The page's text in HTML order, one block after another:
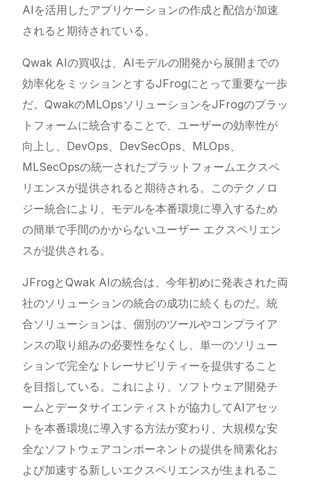
AIを活用したアプリケーションの作成と配信が加速
されると期待されている。
Qwak AIの買収は、AIモデルの開発から展開までの
効率化をミッションとするJFrogにとって重要な一歩
だ。QwakのMLOpsソリューションをJFrogのプラッ
トフォームに統合することで、ユーザーの効率性が
向上し、DevOps、DevSecOps、MLOps、
MLSecOpsの統一されたプラットフォームエクスペ
リエンスが提供されると期待される。このテクノロ
ジー統合により、モデルを本番環境に導入するため
の簡単で手間のかからないユーザー エクスペリエン
スが提供される。
JFrogとQwak AIの統合は、今年初めに発表された両
社のソリューションの統合の成功に続くものだ。統
合ソリューションは、個別のツールやコンプライア
ンスの取り組みの必要性をなくし、単一のソリュー
ションで完全なトレーサビリティーを提供すること
を目指している。これにより、ソフトウェア開発チ
ームとデータサイエンティストが協力してAIアセッ
トを本番環境に導入する方法が変わり、大規模な安
全なソフトウェアコンポーネントの提供を簡素化お
よび加速する新しいエクスペリエンスが生まれるこ